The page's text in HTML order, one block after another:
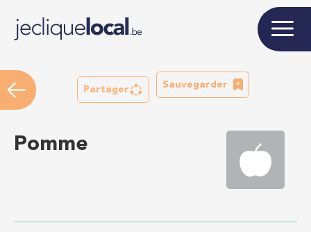
Partager
Sauvegarder
Pomme